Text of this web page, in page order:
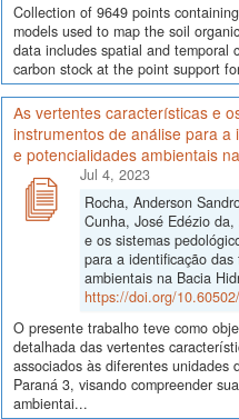
Collection of 9649 points
models used to map the soil
data includes spatial and temporal
carbon stock at the point support
As vertentes características e
instrumentos de análise para
e potencialidades ambientais
Jul 4, 2023
Rocha, Anderson
Cunha, José Edézio
e os sistemas
para a identificação
ambientais na Bacia
https://doi.org/
O presente trabalho teve como
detalhada das vertentes
associados às diferentes unidades
Paraná 3, visando compreender
ambientai...